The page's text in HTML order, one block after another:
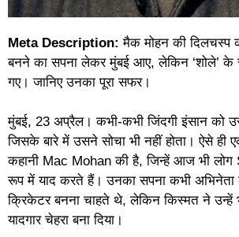
Meta Description: मैक मोहन की दिलचस्प
बनने का सपना लेकर मुंबई आए, लेकिन ‘शोले’ के
गए। जानिए उनका पूरा सफर।
मुंबई, 23 अप्रैल। कभी-कभी जिंदगी इंसान को
जिसके बारे में उसने सोचा भी नहीं होता। ऐसे ही
कहानी Mac Mohan की है, जिन्हें आज भी
रूप में याद करते हैं। उनका सपना कभी अभिनेता
क्रिकेटर बनना चाहते थे, लेकिन किस्मत ने उन्हें
यादगार चेहरा बना दिया।